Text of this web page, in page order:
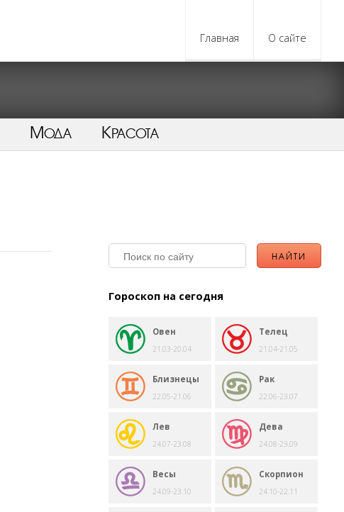
Главная О сайте
Мода Красота
Гороскоп на сегодня
Овен
21.03-20.04
Телец
21.04-21.05
Близнецы
22.05-21.06
Рак
22.06-23.07
Лев
24.07-23.08
Дева
24.08-23.09
Весы
24.09-23.10
Скорпион
24.10-22.11